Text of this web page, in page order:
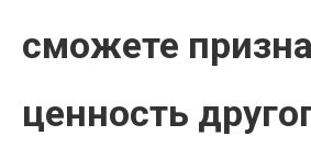
сможете
ценность